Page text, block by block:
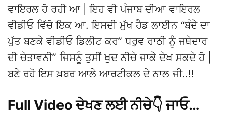
ਵਾਇਰਲ ਹੋ ਰਹੀ ਆ | ਇਹ ਵੀ ਪੰਜਾਬ ਦੀਆ ਵਾਇਰਲ
ਵੀਡੀਓ ਵਿੱਚੋ ਇਕ ਆ. ਇਸਦੀ ਮੁੱਖ ਹੈਡ ਲਾਈਨ “ਬੰਦੇ ਦਾ
ਪੁੱਤ ਬਣਕੇ ਵੀਡੀਓ ਡਿਲੀਟ ਕਰ” ਧਰੁਵ ਰਾਠੀ ਨੂੰ ਜਥੇਦਾਰ
ਦੀ ਚੇਤਾਵਨੀ” ਜਿਸਨੂੰ ਤੁਸੀਂ ਖੁਦ ਨੀਚੇ ਜਾਕੇ ਦੇਖ ਸਕਦੇ ਹੋ |
ਬਣੇ ਰਹੋ ਇਸ ਖ਼ਬਰ ਆਲੇ ਆਰਟੀਕਲ ਦੇ ਨਾਲ ਜੀ..!!
Full Video ਦੇਖਣ ਲਈ ਨੀਚੇ👇 ਜਾਓ…